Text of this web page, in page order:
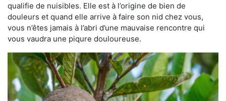
qualifie de nuisibles. Elle est à l’origine de bien de
douleurs et quand elle arrive à faire son nid chez vous,
vous n’êtes jamais à l’abri d’une mauvaise rencontre qui
vous vaudra une piqure douloureuse.